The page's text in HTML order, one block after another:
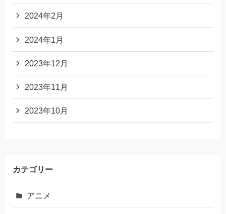
2024年2月
2024年1月
2023年12月
2023年11月
2023年10月
カテゴリー
アニメ